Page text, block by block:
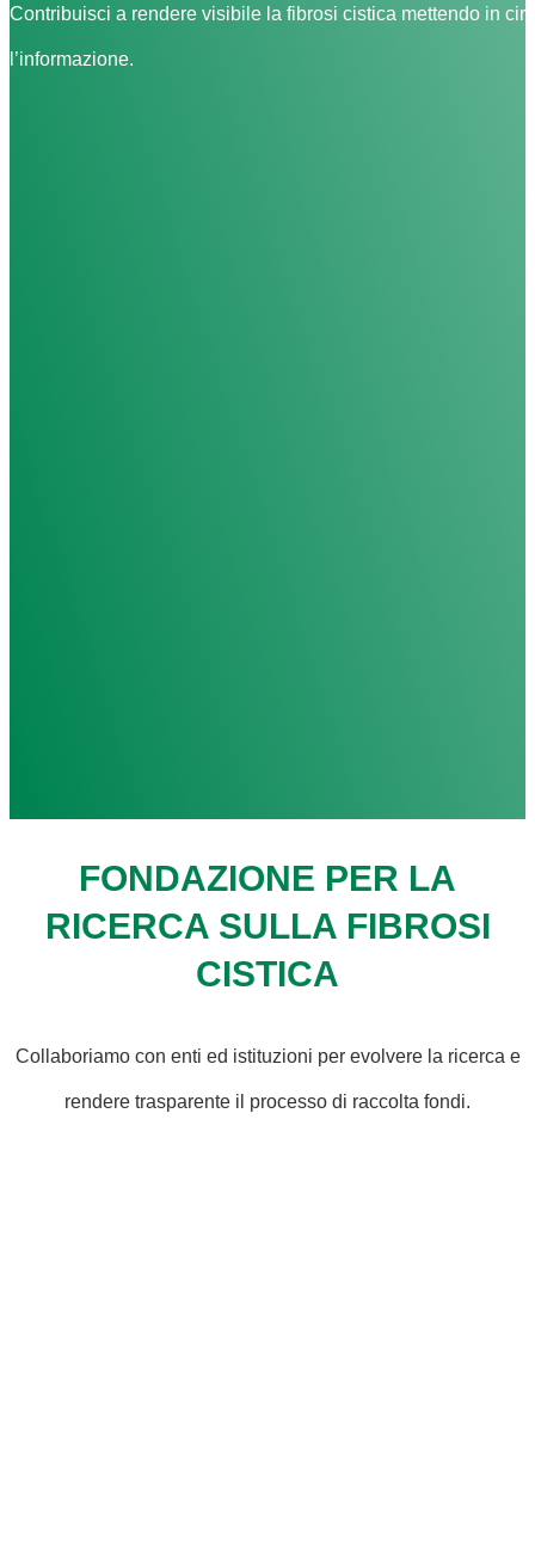
Contribuisci a rendere visibile la fibrosi cistica mettendo in
l’informazione.
FONDAZIONE PER LA
RICERCA SULLA FIBROSI
CISTICA
Collaboriamo con enti ed istituzioni per evolvere la ricerca e
rendere trasparente il processo di raccolta fondi.